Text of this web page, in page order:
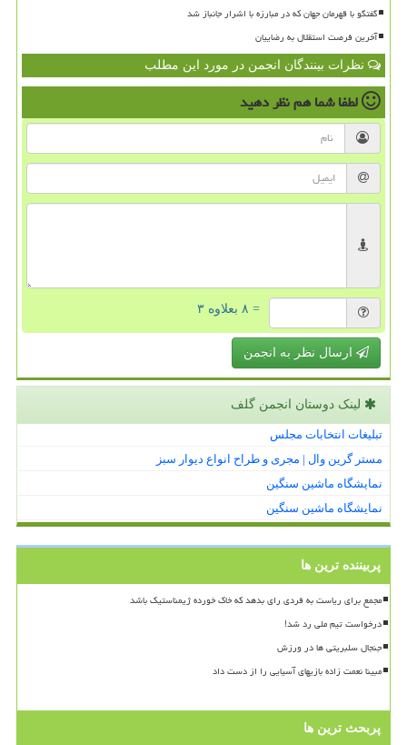
گفتگو با قهرمان جهان که در مبارزه با اشرار جانباز شد
آخرین فرصت استقلال به رضاییان
نظرات بینندگان انجمن در مورد این مطلب
لطفا شما همنظر دهید
= ۸ بعلاوه ۳
ارسال نظر به انجمن
لینک دوستان انجمن گلف
تبلیغات انتخابات مجلس
مستر گرین وال | مجری و طراح انواع دیوار سبز
نمایشگاه ماشین سنگین
نمایشگاه ماشین سنگین
پربیننده ترین ها
مجمع برای ریاست به فردی رای بدهد که خاک خورده ژیمناستیک باشد
درخواست تیم ملی رد شد!
جنجال سلبریتی ها در ورزش
مبینا نعمت زاده بازیهای آسیایی را از دست داد
پربحث ترین ها